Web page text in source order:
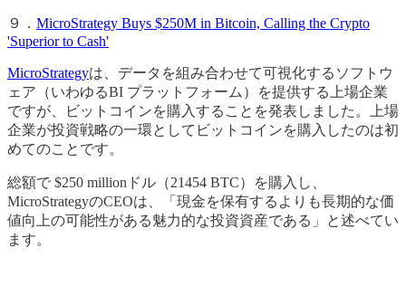
９． MicroStrategy Buys $250M in Bitcoin, Calling the Crypto
'Superior to Cash'
MicroStrategyは、データを組み合わせて可視化するソフトウ
ェア（いわゆるBI プラットフォーム）を提供する上場企業
ですが、ビットコインを購入することを発表しました。上場
企業が投資戦略の一環としてビットコインを購入したのは初
めてのことです。
総額で $250 millionドル（21454 BTC）を購入し、
MicroStrategyのCEOは、「現金を保有するよりも長期的な価
値向上の可能性がある魅力的な投資資産である」と述べてい
ます。